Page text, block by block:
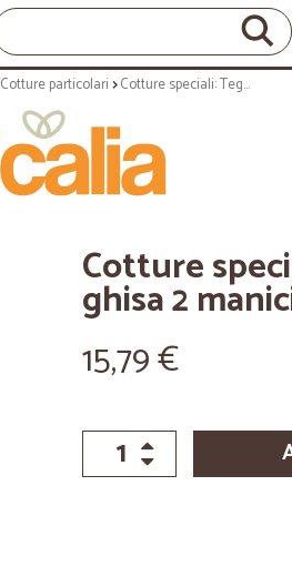
Cotture particolari Cotture speciali: Tegame ovale in ghisa 2 manici 12x18 cm
Cotture
ghisa 2
15,79 €